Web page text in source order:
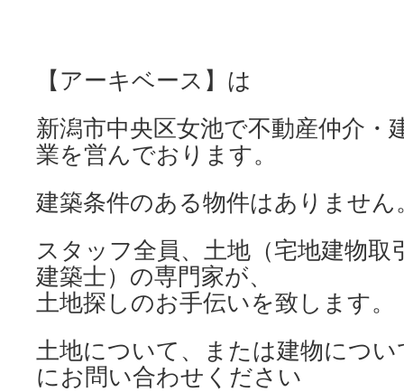
【アーキベース】は
新潟市中央区女池で不動産仲介・
業を営んでおります。
建築条件のある物件はありません
スタッフ全員、土地（宅地建物取
建築士）の専門家が、
土地探しのお手伝いを致します。
土地について、または建物につ
にお問い合わせください